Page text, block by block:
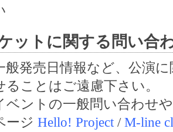
ットに関する問い合
般発売日情報など、公演
ることはご遠慮下さい。
ベントの一般問い合わせ
ージ Hello! Project /M-line